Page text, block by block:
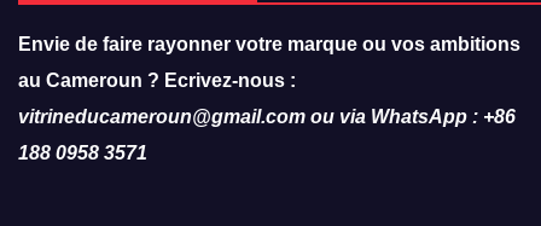
Envie de faire rayonner votre marque ou vos ambitions
au Cameroun ? Ecrivez-nous :
vitrineducameroun@gmail.com ou via WhatsApp : +86
188 0958 3571